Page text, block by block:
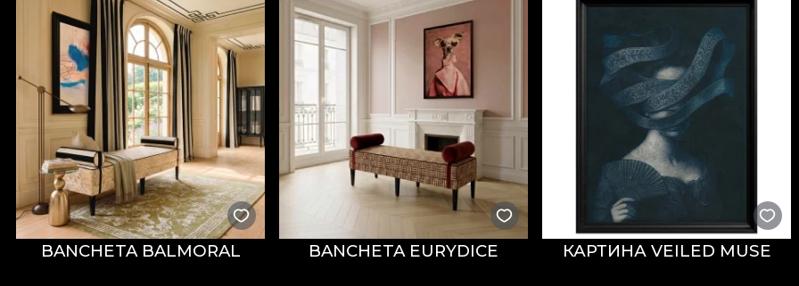
создаётся.
*Из любви и уважения к природе все наши обои изготовлены из натуральных, экологичных и
**House of VLAdiLA рекомендует использовать собственный клей при поклейке обоев. Так вы
обновления интерьера, соответствующий самым высоким стандартам качества.
BANCHETA BALMORAL BANCHETA EURYDICE КАРТИНА VEILED MUSE